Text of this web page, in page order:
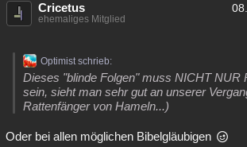
Musik Clash Verbesserungen
Besucht Teilgenommen Alle Neue
Lesenswert Schlüsselwörter
Cricetus
ehemaliges Mitglied
Optimist schrieb:
Dieses "blinde Folgen" muss NICHT NUR
sein, sieht man sehr gut an unserer
Rattenfänger von Hameln...)
Oder bei allen möglichen Bibelgläubigen